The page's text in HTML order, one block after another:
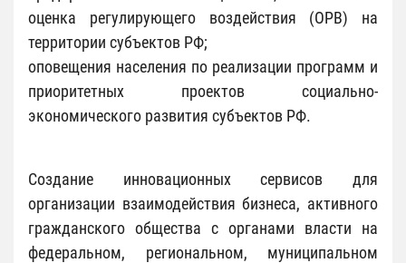
оценка регулирующего воздействия (ОРВ) на
территории субъектов РФ;
оповещения населения по реализации программ и
приоритетных проектов социально-
экономического развития субъектов РФ.
Создание инновационных сервисов для
организации взаимодействия бизнеса, активного
гражданского общества с органами власти на
федеральном, региональном, муниципальном